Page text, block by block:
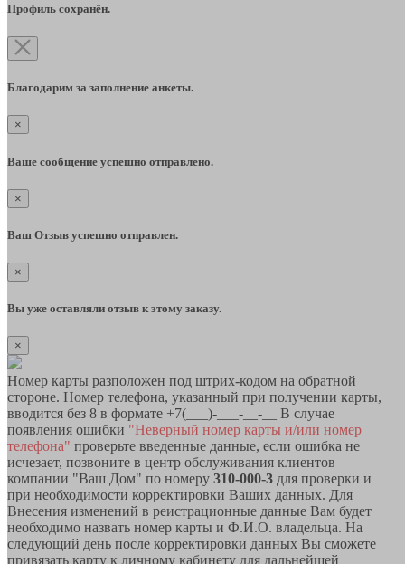
Профиль сохранён.
Благодарим за заполнение анкеты.
×
Ваше сообщение успешно отправлено.
×
Ваш Отзыв успешно отправлен.
×
Вы уже оставляли отзыв к этому заказу.
×
Номер карты разположен под штрих-кодом на обратной
стороне. Номер телефона, указанный при получении карты,
вводится без 8 в формате +7(___)-___-__-__ В случае
появления ошибки "Неверный номер карты и/или номер
телефона" проверьте введенные данные, если ошибка не
исчезает, позвоните в центр обслуживания клиентов
компании "Ваш Дом" по номеру 310-000-3 для проверки и
при необходимости корректировки Ваших данных. Для
Внесения изменений в реистрационные данные Вам будет
необходимо назвать номер карты и Ф.И.О. владельца. На
следующий день после корректировки данных Вы сможете
привязать карту к личному кабинету для дальнейшей